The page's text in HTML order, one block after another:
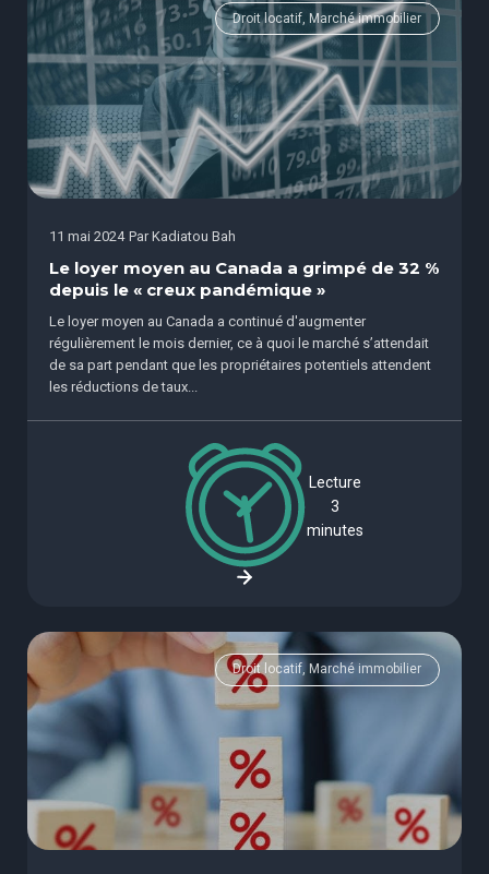
Droit locatif, Marché immobilier
11 mai 2024 Par Kadiatou Bah
Le loyer moyen au Canada a grimpé de 32 %
depuis le « creux pandémique »
Le loyer moyen au Canada a continué d'augmenter
régulièrement le mois dernier, ce à quoi le marché s’attendait
de sa part pendant que les propriétaires potentiels attendent
les réductions de taux...
Lecture
3
minutes
Droit locatif, Marché immobilier